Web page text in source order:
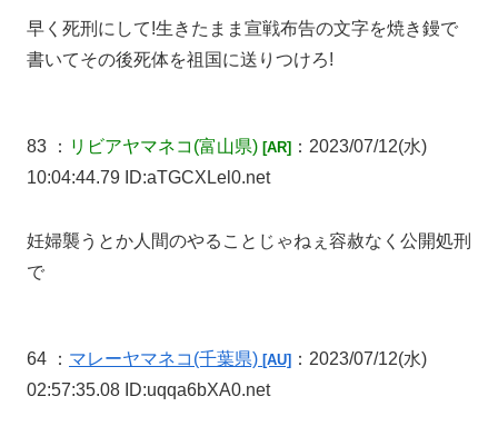
早く死刑にして!生きたまま宣戦布告の文字を焼き鏝で
書いてその後死体を祖国に送りつけろ!
83 ： リビアヤマネコ (富山県) [AR] ：2023/07/12(水)
10:04:44.79 ID:aTGCXLel0.net
妊婦襲うとか人間のやることじゃねぇ容赦なく公開処刑
で
64 ： マレーヤマネコ (千葉県) [AU] ：2023/07/12(水)
02:57:35.08 ID:uqqa6bXA0.net